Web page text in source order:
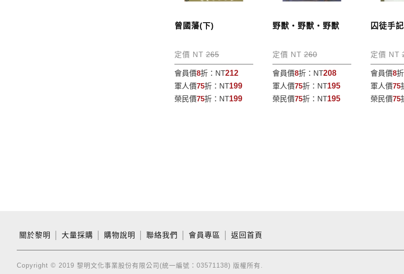
付款完成後，本公司將於七日內以郵寄方式寄送到您所指定的
曾國藩(下)
定價 NT265
會員價8折： NT212
軍人價75折： NT199
榮民價75折： NT199
野獸‧野獸‧野獸
定價 NT260
會員價8折： NT208
軍人價75折： NT195
榮民價75折： NT195
囚徒手記
定價 NT
會員價8折
軍人價75
榮民價75
關於黎明 大量採購 購物說明 聯絡我們 會員專區 返回首頁
Copyright © 2019 黎明文化事業股份有限公司(統一編號：03571138) 版權所有.